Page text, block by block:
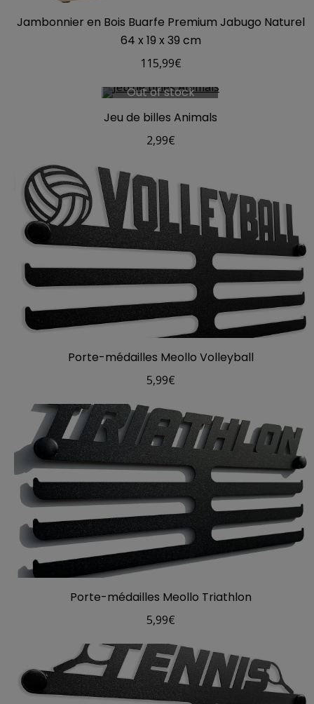
Jambonnier en Bois Buarfe Premium Jabugo Naturel
64 x 19 x 39 cm
115,99€
Out of stock
Jeu de billes Animals
2,99€
Porte-médailles Meollo Volleyball
5,99€
Porte-médailles Meollo Triathlon
5,99€